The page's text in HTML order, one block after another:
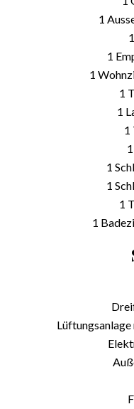
1
1
1
1
1
1
1
1
1
1